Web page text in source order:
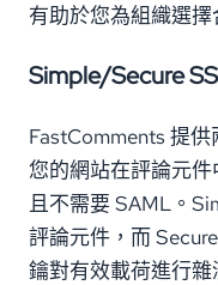
有助於您為組織選擇
Simple/Secure
FastComments 提
您的網站在評論元件
且不需要 SAML。
評論元件，而
鑰對有效載荷進行雜